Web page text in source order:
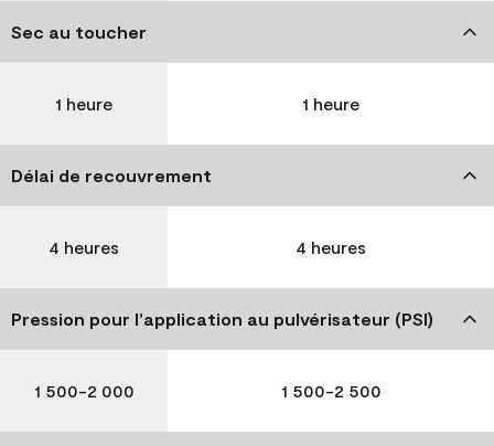
Sec au toucher
1 heure 1 heure
Délai de recouvrement
4 heures 4 heures
Pression pour l’application au pulvérisateur (PSI)
1 500-2 000 1 500-2 500